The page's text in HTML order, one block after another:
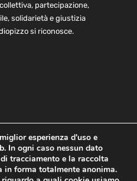
partecipazione,
solidarietà e giustizia
si riconosce.
Contatti
Protection Policy
esperienza d'uso e
In ogni caso nessun dato
tracciamento e la raccolta
forma totalmente anonima.